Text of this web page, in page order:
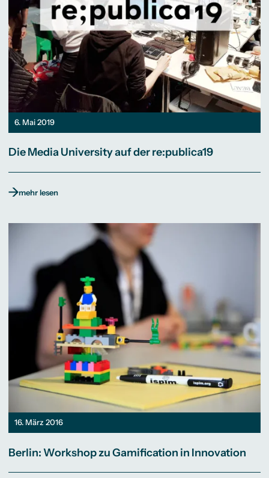
6. Mai 2019
Die Media University auf der re:publica19
mehr lesen
16. März 2016
Berlin: Workshop zu Gamification in Innovation